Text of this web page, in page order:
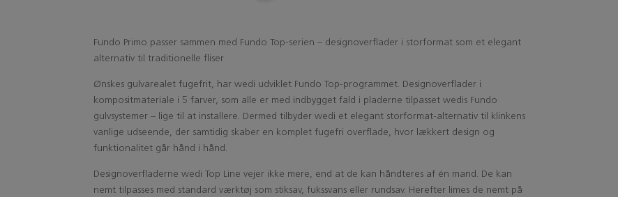
Fundo Primo passer sammen med Fundo Top-serien – designoverflader i storformat som et elegant
alternativ til traditionelle fliser
Ønskes gulvarealet fugefrit, har wedi udviklet Fundo Top-programmet. Designoverflader i
kompositmateriale i 5 farver, som alle er med indbygget fald i pladerne tilpasset wedis Fundo
gulvsystemer – lige til at installere. Dermed tilbyder wedi et elegant storformat-alternativ til klinkens
vanlige udseende, der samtidig skaber en komplet fugefri overflade, hvor lækkert design og
funktionalitet går hånd i hånd.
Designoverfladerne wedi Top Line vejer ikke mere, end at de kan håndteres af én mand. De kan
nemt tilpasses med standard værktøj som stiksav, fukssvans eller rundsav. Herefter limes de nemt på